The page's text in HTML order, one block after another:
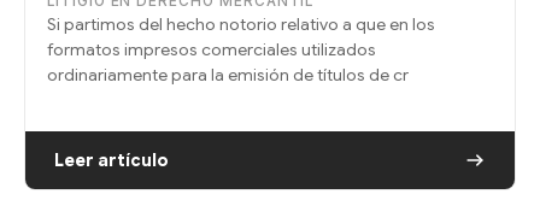
Si partimos del hecho notorio relativo a que en los
formatos impresos comerciales utilizados
ordinariamente para la emisión de títulos de cr
Leer artículo